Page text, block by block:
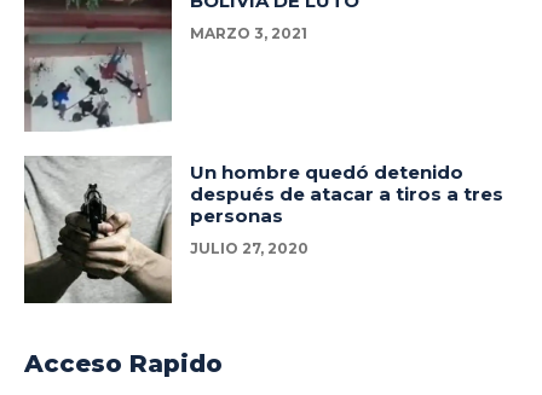
MARZO 3, 2021
Un hombre quedó detenido
después de atacar a tiros a tres
personas
JULIO 27, 2020
Acceso Rapido